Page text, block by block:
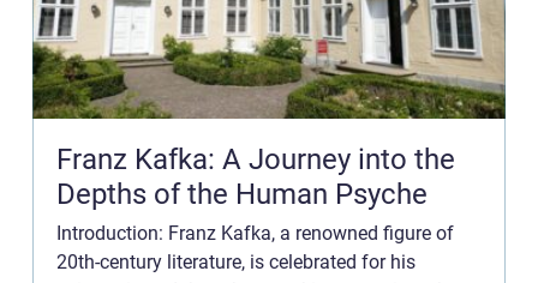
Franz Kafka: A Journey into the
Depths of the Human Psyche
Introduction: Franz Kafka, a renowned figure of
20th-century literature, is celebrated for his